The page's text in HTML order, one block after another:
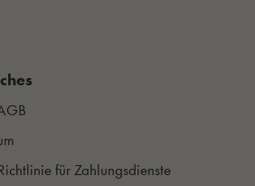
für Zahlungsdienste